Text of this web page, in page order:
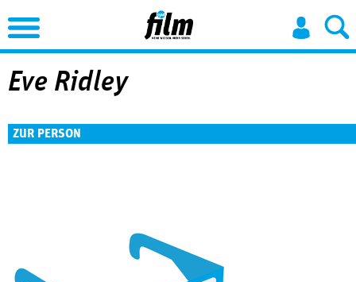
Jump to Navigation
Eve Ridley
ZUR PERSON